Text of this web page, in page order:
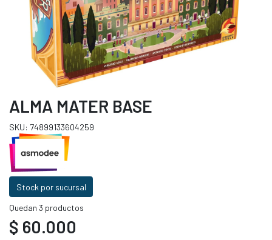
ALMA MATER BASE
SKU: 74899133604259
Stock por sucursal
Quedan 3 productos
$ 60.000